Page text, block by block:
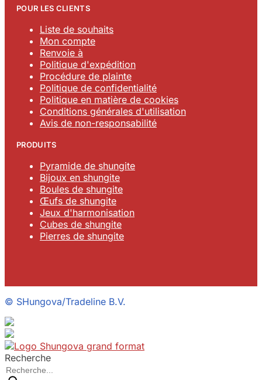
POUR LES CLIENTS
Liste de souhaits
Mon compte
Renvoie à
Politique d'expédition
Procédure de plainte
Politique de confidentialité
Politique en matière de cookies
Conditions générales d'utilisation
Avis de non-responsabilité
PRODUITS
Pyramide de shungite
Bijoux en shungite
Boules de shungite
Œufs de shungite
Jeux d'harmonisation
Cubes de shungite
Pierres de shungite
© SHungova/Tradeline B.V.
Recherche